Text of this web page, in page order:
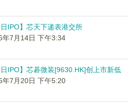
日IPO】芯天下递表港交所
年7月14日 下午3:34
日IPO】芯碁微装[9630.HK]创上市新低
年7月20日 下午5:20